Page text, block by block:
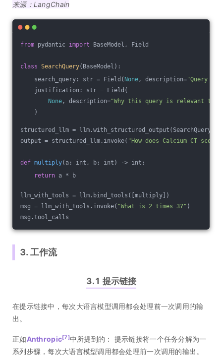
来源：LangChain
from pydantic import BaseModel, Field
class SearchQuery(BaseModel) :
search_query: str = Field( None, description="Query
justification: str = Field(
None, description="Why this query is relevant to
)
structured_llm = llm.with_structured_output(SearchQuery)
output = structured_llm.invoke( "How does Calcium CT
def multiply(a: int, b: int)
-> int:
return a * b
llm_with_tools = llm.bind_tools([multiply])
msg = llm_with_tools.invoke( "What is 2 times 3?" )
msg.tool_calls
3. 工作流
3.1 提示链接
在提示链接中，每次大语言模型调用都会处理前一次调用的输
出。
正如Anthropic[7]中所提到的： 提示链接将一个任务分解为一
系列步骤，每次大语言模型调用都会处理前一次调用的输出。